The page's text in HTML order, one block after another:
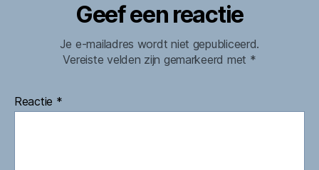
Geef een reactie
Je e-mailadres wordt niet gepubliceerd.
Vereiste velden zijn gemarkeerd met *
Reactie *